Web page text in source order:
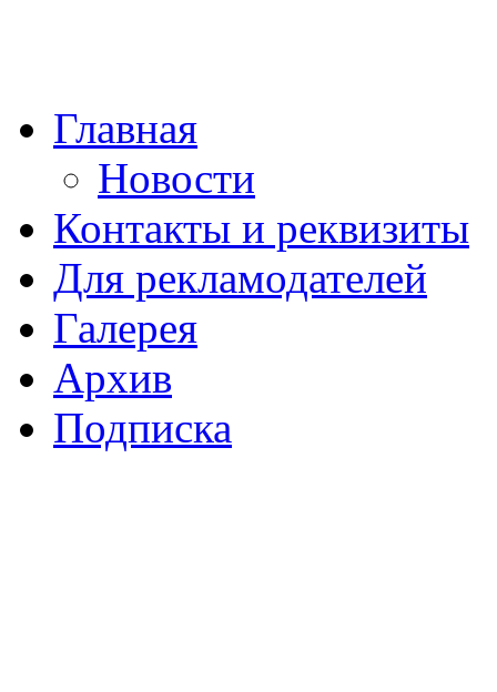
Главная
Новости
Контакты и реквизиты
Для рекламодателей
Галерея
Архив
Подписка